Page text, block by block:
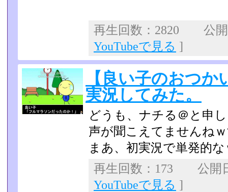
再生回数：2820 公
YouTubeで見る ]
【良い子のおつ
実況してみた。
どうも、ナチる＠と申
声が聞こえてませんね
まあ、初実況で単発的な
再生回数：173 公開
YouTubeで見る ]